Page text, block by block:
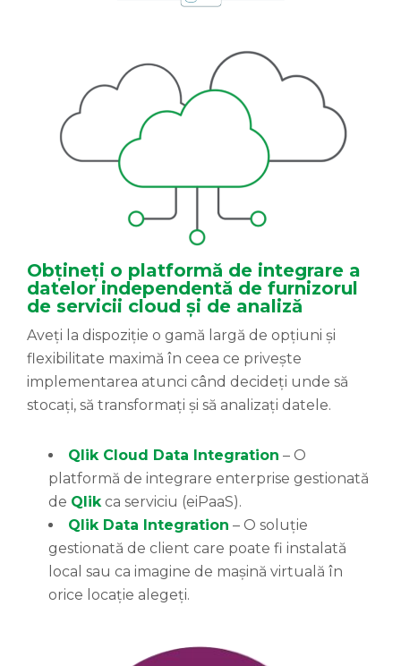
Obțineți o platformă de integrare a
datelor independentă de furnizorul
de servicii cloud și de analiză
Aveți la dispoziție o gamă largă de opțiuni și
flexibilitate maximă în ceea ce privește
implementarea atunci când decideți unde să
stocați, să transformați și să analizați datele.
Qlik Cloud Data Integration – O
platformă de integrare enterprise gestionată
de Qlikca serviciu (eiPaaS).
Qlik Data Integration – O soluție
gestionată de client care poate fi instalată
local sau ca imagine de mașină virtuală în
orice locație alegeți.